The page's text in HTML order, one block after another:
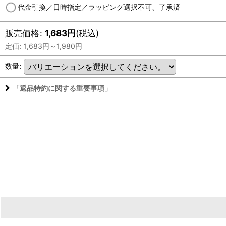
代金引換／日時指定／ラッピング選択不可、了承済
販売価格: 1,683円(税込)
定価: 1,683円 ～1,980円
数量:
「返品特約に関する重要事項」